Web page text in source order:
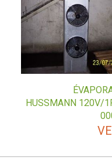
HUSSMANN 120V/